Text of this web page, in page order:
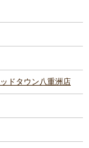
ドタウン八重洲店